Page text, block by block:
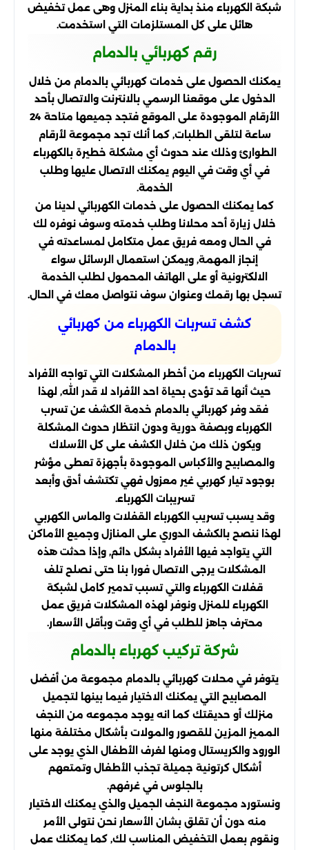
شبكة الكهرباء منذ بداية بناء المنزل وهى عمل تخفيض
هائل على كل المستلزمات التي استخدمت.
رقم كهربائي بالدمام
يمكنك الحصول على خدمات كهربائي بالدمام من خلال
الدخول على موقعنا الرسمي بالانترنت والاتصال بأحد
الأرقام الموجودة على الموقع فتجد جميعها متاحة 24
ساعة لتلقى الطلبات, كما أنك تجد مجموعة لأرقام
الطوارئ وذلك عند حدوث أي مشكلة خطيرة بالكهرباء
في أي وقت في اليوم يمكنك الاتصال عليها وطلب
الخدمة.
كما يمكنك الحصول على خدمات الكهربائي لدينا من
خلال زيارة أحد محلانا وطلب خدمته وسوف نوفره لك
في الحال ومعه فريق عمل متكامل لمساعدته في
إنجاز المهمة, ويمكن استعمال الرسائل سواء
الالكترونية أو على الهاتف المحمول لطلب الخدمة
تسجل بها رقمك وعنوان سوف نتواصل معك في الحال.
كشف تسربات الكهرباء من كهربائي
بالدمام
تسربات الكهرباء من أخطر المشكلات التي تواجه الأفراد
حيث أنها قد تؤدى بحياة احد الأفراد لا قدر الله, لهذا
فقد وفر كهربائي بالدمام خدمة الكشف عن تسرب
الكهرباء وبصفة دورية ودون انتظار حدوث المشكلة
ويكون ذلك من خلال الكشف على كل الأسلاك
والمصابيح والأكباس الموجودة بأجهزة تعطى مؤشر
بوجود تيار كهربي غير معزول فهي تكتشف أدق وأبعد
تسريبات الكهرباء.
وقد يسبب تسريب الكهرباء القفلات والماس الكهربي
لهذا ننصح بالكشف الدوري على المنازل وجميع الأماكن
التي يتواجد فيها الأفراد بشكل دائم, وإذا حدثت هذه
المشكلات يرجى الاتصال فورا بنا حتى نصلح تلف
قفلات الكهرباء والتي تسبب تدمير كامل لشبكة
الكهرباء للمنزل ونوفر لهذه المشكلات فريق عمل
محترف جاهز للطلب في أي وقت وبأقل الأسعار.
شركة تركيب كهرباء بالدمام
يتوفر في محلات كهربائي بالدمام مجموعة من أفضل
المصابيح التي يمكنك الاختيار فيما بينها لتجميل
منزلك أو حديقتك كما انه يوجد مجموعه من النجف
المميز المزين للقصور والمولات بأشكال مختلفة منها
الورود والكريستال ومنها لغرف الأطفال الذي يوجد على
أشكال كرتونية جميلة تجذب الأطفال وتمتعهم
بالجلوس في غرفهم.
ونستورد مجموعة النجف الجميل والذي يمكنك الاختيار
منه دون أن تقلق بشان الأسعار نحن نتولى الأمر
ونقوم بعمل التخفيض المناسب لك, كما يمكنك عمل